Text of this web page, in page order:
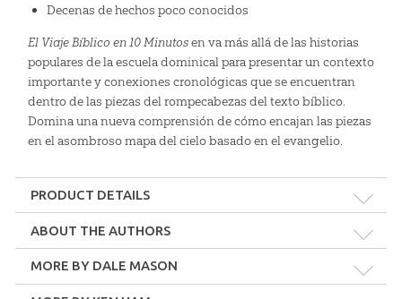
Decenas de hechos poco conocidos
El Viaje Bíblico en 10 Minutosen va más allá de las historias
populares de la escuela dominical para presentar un contexto
importante y conexiones cronológicas que se encuentran
dentro de las piezas del rompecabezas del texto bíblico.
Domina una nueva comprensión de cómo encajan las piezas
en el asombroso mapa del cielo basado en el evangelio.
PRODUCT DETAILS
Dimensions: 6.75" x 9.75"
ABOUT THE AUTHORS
MORE BY DALE MASON